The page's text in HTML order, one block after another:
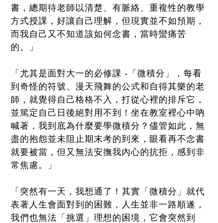
書，總期待老師以清楚、有脈絡、重複性的教學
方式授課，好讓自己理解，但現實並不如預期，
而我自己又不知道該如何念書，當時蠻痛苦
的。」
「尤其是面對大一的必修課 -「微積分」，每看
到奇怪的符號、漫天飛舞的公式和自得其樂的老
師，就覺得自己格格不入，打從心裡的排斥它，
並篤定自己日後絕對用不到！坐在教室裡心中吶
喊著，我到底為什麼要學微積分？儘管如此，無
盡的抱怨並未阻止期末考的到來，眼看再不念書
就要被當，但又無法安撫我內心的抗拒，感到非
常焦慮。」
「突然有一天，我想通了！其實「微積分」就代
表著人生會面對到的困難，人生並非一路順遂，
我們也無法「挑選」理想的困境，它會突然到